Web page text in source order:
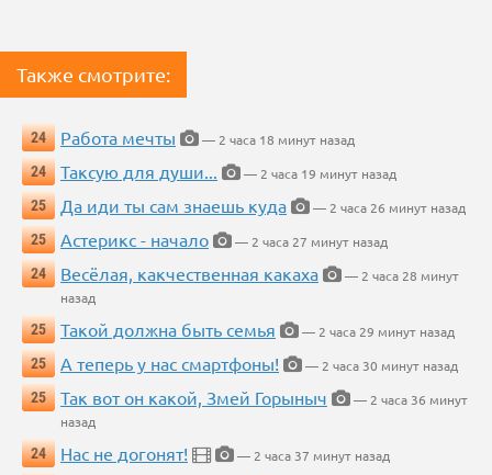
Также смотрите:
24 Работа мечты
— 2 часа 18 минут назад
24
Таксую для души...
— 2 часа 19 минут назад
25
Да иди ты сам знаешь куда
— 2 часа 26 минут назад
25
Астерикс - начало
— 2 часа 27 минут назад
24
Весёлая, какчественная какаха
— 2 часа 28 минут
назад
25
Такой должна быть семья
— 2 часа 29 минут назад
25
А теперь у нас смартфоны!
— 2 часа 30 минут назад
25
Так вот он какой, Змей Горыныч
— 2 часа 36 минут
назад
24
Нас не догонят!
— 2 часа 37 минут назад